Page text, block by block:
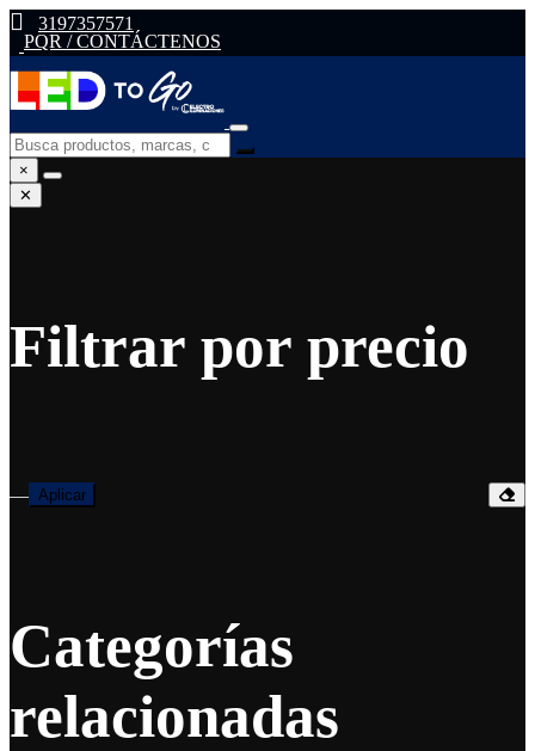
3197357571
PQR / CONTÁCTENOS
×
✕
Filtrar por precio
— Aplicar
Categorías
relacionadas